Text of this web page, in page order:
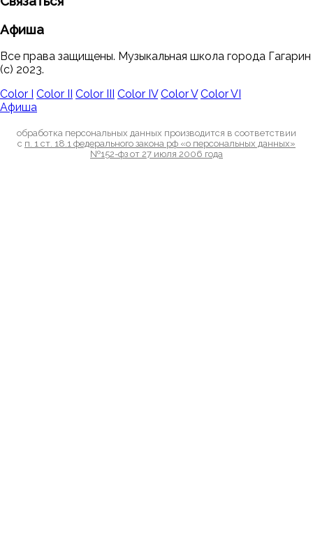
Афиша
Все права защищены. Музыкальная школа города Гагарин
(с) 2023.
Color I
Color II Color III Color IV Color V Color VI
Афиша
обработка персональных данных производится в соответствии
с п. 1 ст. 18.1 федерального закона рф «о персональных данных»
№152-фз от 27 июля 2006 года